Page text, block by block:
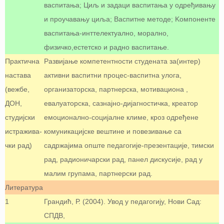
васпитања; Циљ и задаци васпитања у одређивању
и проучавању циља; Васпитне методе; Koмпоненте
васпитања-инттелектуално, морално,
физичко,естетско и радно васпитање.
Практична
настава
(вежбе,
ДОН,
студијски
истражива-
чки рад)
Развијање компетентности студената за(интер)
активни васпитни процес-васпитна улога,
организаторска, партнерска, мотивациона ,
евалуаторска, сазнајно-дијагностичка, креатор
емоционално-социјалне климе, кроз одређене
комуникацијске вештине и повезивање са
садржајима опште педагогије-презентације, тимски
рад, радионичарски рад, панел дискусије, рад у
малим групама, партнерски рад.
Литература
1
Грандић, Р. (2004). Увод у педагогију, Нови Сад:
СПДВ,